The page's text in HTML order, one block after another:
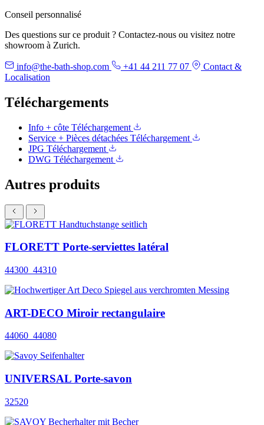
Conseil personnalisé
Des questions sur ce produit ? Contactez-nous ou visitez notre
showroom à Zurich.
info@the-bath-shop.com +41 44 211 77 07
Contact &
Localisation
Téléchargements
Info + côte Téléchargement
Service + Pièces détachées Téléchargement
JPG Téléchargement
DWG Téléchargement
Autres produits
FLORETT Porte-serviettes latéral
44300_44310
ART-DECO Miroir rectangulaire
44060_44080
UNIVERSAL Porte-savon
32520